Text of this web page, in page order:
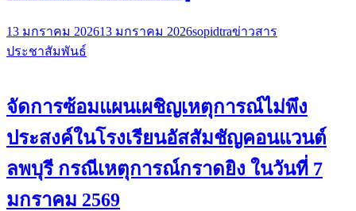
13 มกราคม 202613 มกราคม 2026sopidtraข่าวสาร
ประชาสัมพันธ์
จัดการซ้อมแผนเผชิญเหตุการณ์ไม่พึง
ประสงค์ในโรงเรียนอัสสัมชัญคอนแวนต์
ลพบุรี กรณีเหตุการณ์กราดยิง ในวันที่ 7
มกราคม 2569